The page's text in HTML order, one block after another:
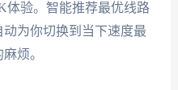
体验。智能推荐最优线路
为你切换到当下速度最
烦。